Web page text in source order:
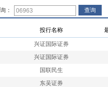
：
投行名称
兴证国际证券
兴证国际证券
国联民生
东吴证券